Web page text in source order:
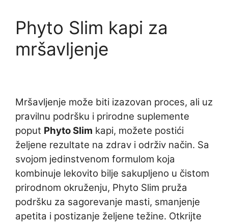
Phyto Slim kapi za
mršavljenje
Mršavljenje može biti izazovan proces, ali uz
pravilnu podršku i prirodne suplemente
poput Phyto Slim kapi, možete postići
željene rezultate na zdrav i održiv način. Sa
svojom jedinstvenom formulom koja
kombinuje lekovito bilje sakupljeno u čistom
prirodnom okruženju, Phyto Slim pruža
podršku za sagorevanje masti, smanjenje
apetita i postizanje željene težine. Otkrijte